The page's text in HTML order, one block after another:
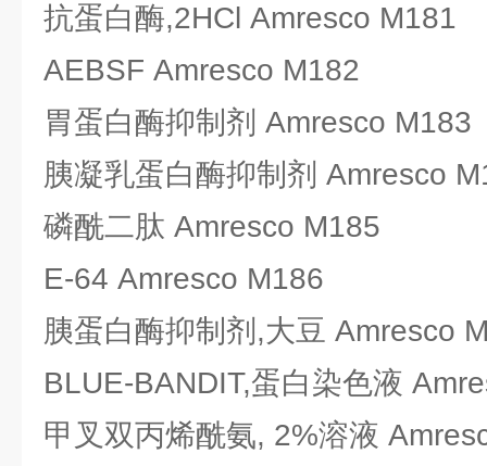
抗蛋白酶,2HCl Amresco M181
AEBSF Amresco M182
胃蛋白酶抑制剂 Amresco M183
胰凝乳蛋白酶抑制剂 Amresco
磷酰二肽 Amresco M185
E-64 Amresco M186
胰蛋白酶抑制剂,大豆 Amresco
BLUE-BANDIT,蛋白染色液
甲叉双丙烯酰氨, 2%溶液